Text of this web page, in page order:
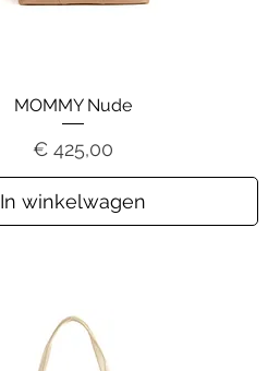
MOMMY Nude
Prijs
€ 425,00
In winkelwagen